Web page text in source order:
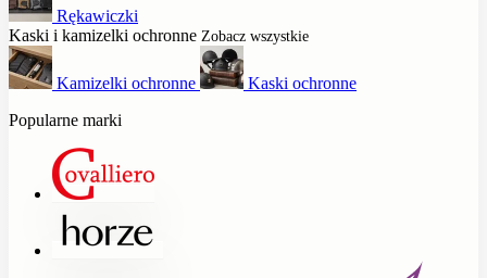
Rękawiczki
Kaski i kamizelki ochronne Zobacz wszystkie
Kamizelki ochronne
Kaski ochronne
Popularne marki